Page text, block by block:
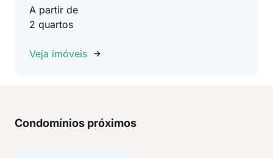
A partir de
2 quartos
Veja imóveis
Condomínios próximos